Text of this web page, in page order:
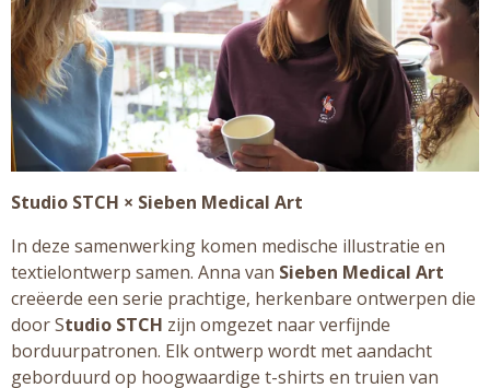
Studio STCH × Sieben Medical Art
In deze samenwerking komen medische illustratie en
textielontwerp samen. Anna van Sieben Medical Art
creëerde een serie prachtige, herkenbare ontwerpen die
door Studio STCH zijn omgezet naar verfijnde
borduurpatronen. Elk ontwerp wordt met aandacht
geborduurd op hoogwaardige t-shirts en truien van